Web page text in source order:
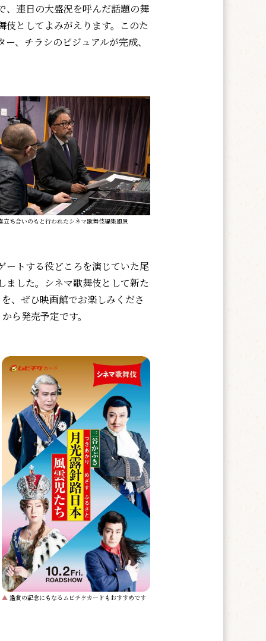
、連日の大盛況を呼んだ話題の舞
伎としてよみがえります。このた
、チラシのビジュアルが完成、
立ち合いのもと行われたシネマ歌舞伎編集風景
トする役どころを演じていた尾
ました。シネマ歌舞伎として新た
、ぜひ映画館でお楽しみくださ
ら発売予定です。
▲ 鑑賞の記念にもなるムビチケカードもおすすめです